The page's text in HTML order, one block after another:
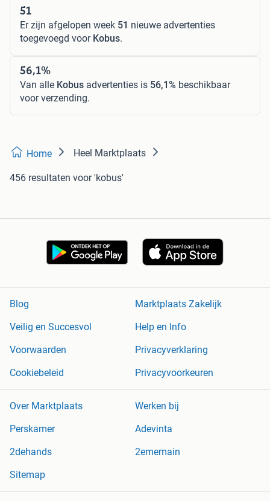
51
Er zijn afgelopen week 51 nieuwe advertenties
toegevoegd voor Kobus.
56,1%
Van alle Kobus advertenties is 56,1% beschikbaar
voor verzending.
Home Heel Marktplaats
456 resultaten voor 'kobus'
Blog
Marktplaats Zakelijk
Veilig en Succesvol
Help en Info
Voorwaarden
Privacyverklaring
Cookiebeleid
Privacyvoorkeuren
Over Marktplaats
Werken bij
Perskamer
Adevinta
2dehands
2ememain
Sitemap